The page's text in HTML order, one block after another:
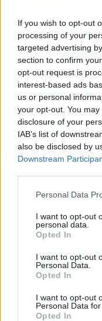
If you wish to opt-out
processing of your
targeted advertising
section to confirm
opt-out request is
interest-based ads
us or personal
your opt-out. You
disclosure of your
IAB’s list of
also be disclosed by
Downstream
Please note that this
not limited to your
grant or deny
use your data for
consent section.
Personal Data
I want to opt-out
personal data.
Opted In
I want to opt-out
Personal Data.
Opted In
I want to opt-out
Personal Data
Opted In
Kövess
hírekről a
BEFEKTETÉS #
GÖRÖGORSZÁG
SZIGETELADÁS #
INGATLANBEFEKTETÉS